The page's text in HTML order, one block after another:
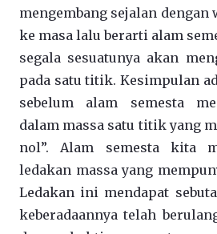
mengembang sejalan
ke masa lalu berarti alam
segala sesuatunya akan
pada satu titik. Kesimpulan
sebelum alam semesta
dalam massa satu titik yang
nol”. Alam semesta kita
ledakan massa yang
Ledakan ini mendapat
keberadaannya telah